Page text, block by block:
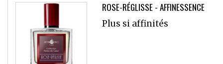
ROSE-RÉGLISSE - AFFINESSENCE
Plus si affinités